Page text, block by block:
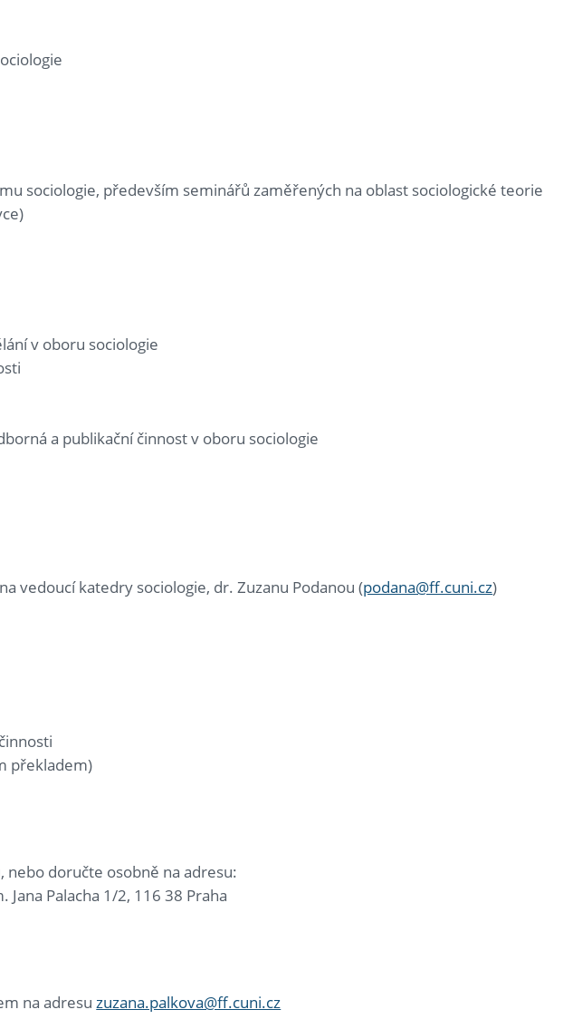
sociologie, především seminářů zaměřených na oblast sociologické teorie
v oboru sociologie
a publikační činnost v oboru sociologie
vedoucí katedry sociologie, dr. Zuzanu Podanou (podana@ff.cuni.cz)
překladem)
nebo doručte osobně na adresu:
Jana Palacha 1/2, 116 38 Praha
na adresuzuzana.palkova@ff.cuni.cz